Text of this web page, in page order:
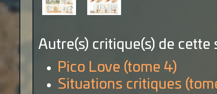
Autre(s) critique(s) de cette
Pico Love (tome 4)
Situations critiques